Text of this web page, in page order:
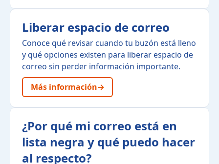
Liberar espacio de correo
Conoce qué revisar cuando tu buzón está lleno
y qué opciones existen para liberar espacio de
correo sin perder información importante.
Más información→
¿Por qué mi correo está en
lista negra y qué puedo hacer
al respecto?